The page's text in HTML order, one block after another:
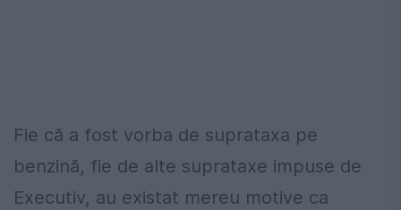
Fie că a fost vorba de suprataxa pe
benzină, fie de alte suprataxe impuse de
Executiv, au existat mereu motive ca